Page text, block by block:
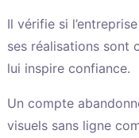
Il vérifie si
ses réalisations sont
lui inspire confiance.
Un compte
visuels sans ligne